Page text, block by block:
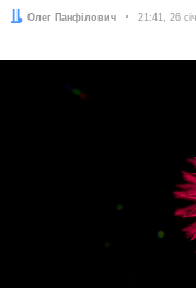
Автор:
Олег Панфілович Дата:
21:41, 26